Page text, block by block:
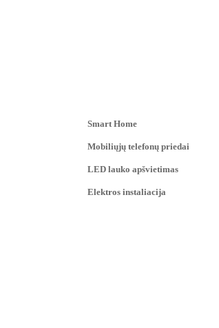
Smart Home
Mobiliųjų telefonų priedai
LED lauko apšvietimas
Elektros instaliacija